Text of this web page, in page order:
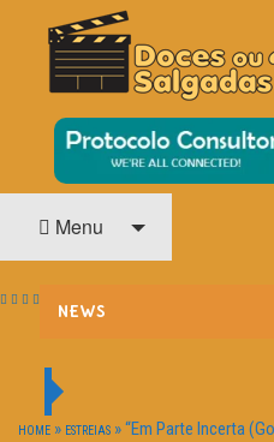
DOCES OU SALGADAS?
O Cinema? Uma Paixão!!
Menu
NEWS
PASSATEMPOS
HOME » ESTREIAS »“Em Parte Incerta